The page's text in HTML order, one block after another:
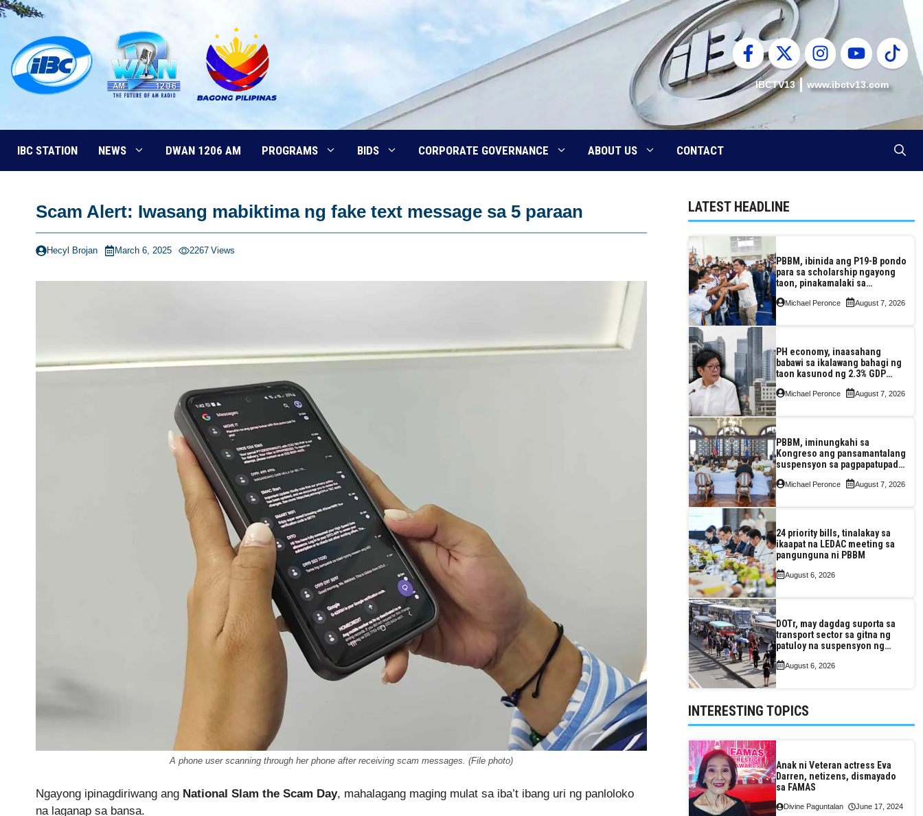
Skip
content
IBCTV13 www.ibctv13.com
IBC STATION NEWS DWAN 1206 AM PROGRAMS BIDS CORPORATE GOVERNANCE ABOUT US CONTACT
Scam Alert: Iwasang mabiktima ng fake text message sa 5 paraan
Hecyl Brojan March 6, 2025 2267 Views
A phone user scanning through her phone after receiving scam messages. (File photo)
Ngayong ipinagdiriwang ang National Slam the Scam Day, mahalagang maging mulat sa iba’t ibang uri ng panloloko
na laganap sa bansa.
LATEST HEADLINE
PBBM, ibinida ang P19-B pondo
para sa scholarship ngayong
taon, pinakamalaki sa
Michael Peronce August 7, 2026
PH economy, inaasahang
babawi sa ikalawang bahagi ng
taon kasunod ng 2.3% GDP
pagkaantala ng public
Michael Peronce August 7, 2026
PBBM, iminungkahi sa
Kongreso ang pansamantalang
suspensyon sa pagpapatupad
Assessment Reform Act
Michael Peronce August 7, 2026
24 priority bills, tinalakay sa
ikaapat na LEDAC meeting sa
pangunguna ni PBBM
August 6, 2026
DOTr, may dagdag suporta sa
transport sector sa gitna ng
patuloy na suspensyon ng
August 6, 2026
INTERESTING TOPICS
Anak ni Veteran actress Eva
Darren, netizens, dismayado
sa FAMAS
Divine Paguntalan June 17, 2024